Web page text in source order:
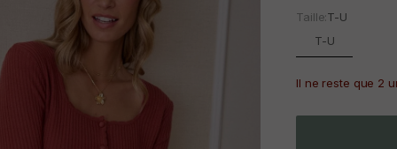
Taille:T-U
T-U
Il ne reste que 2